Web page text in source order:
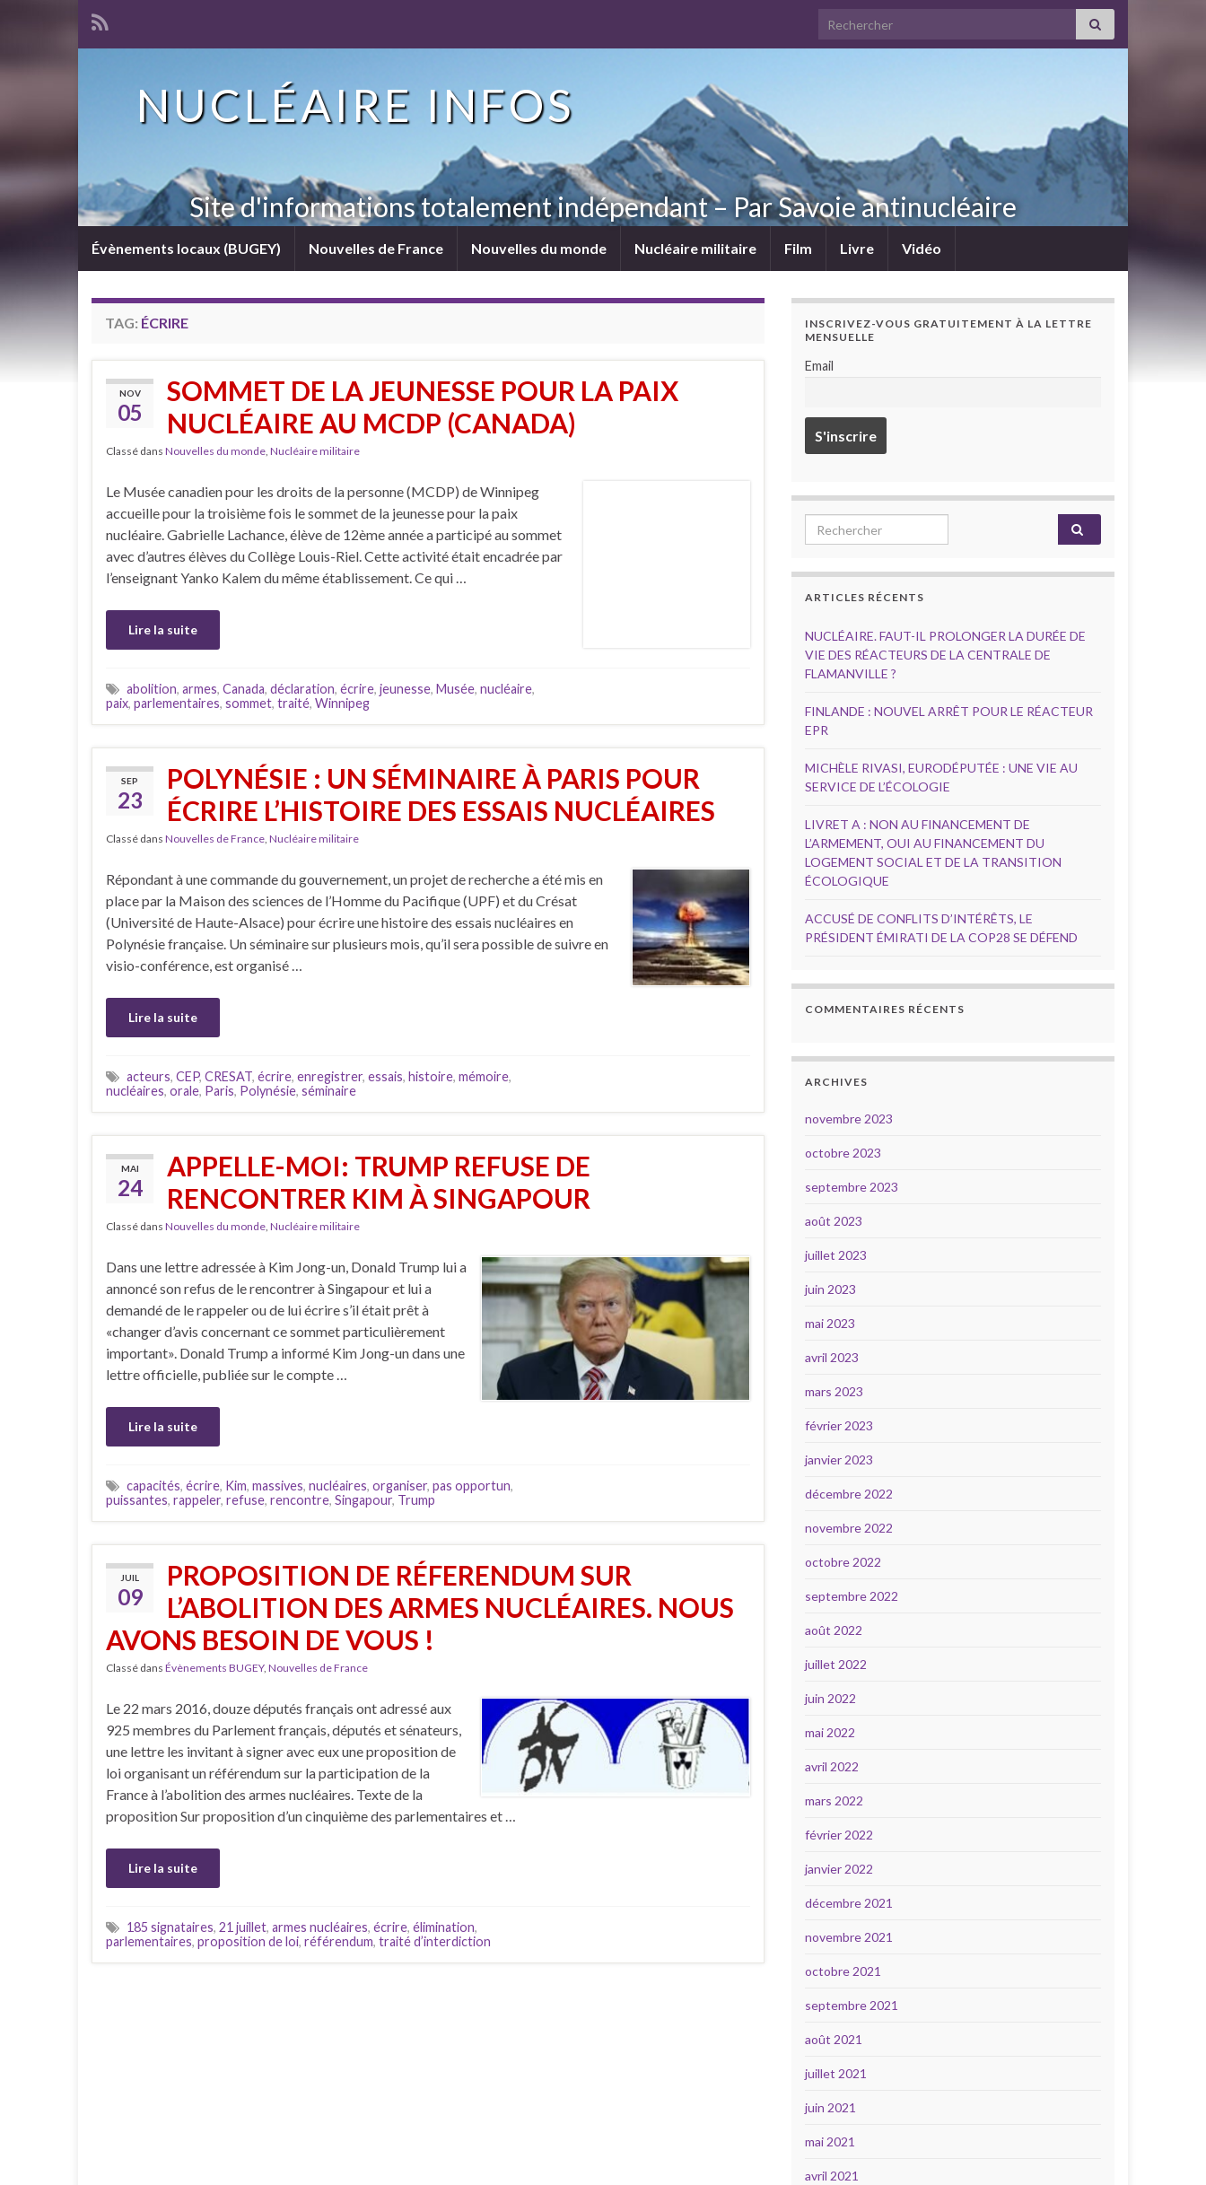
Search for:
NUCLÉAIRE INFOS
Site d'informations totalement indépendant – Par Savoie antinucléaire
Évènements locaux (BUGEY) Nouvelles de France Nouvelles du monde Nucléaire militaire Film Livre Vidéo
TAG: ÉCRIRE
NOV
05
SOMMET DE LA JEUNESSE POUR LA PAIX
NUCLÉAIRE AU MCDP (CANADA)
Classé dans Nouvelles du monde, Nucléaire militaire
Le Musée canadien pour les droits de la personne (MCDP) de Winnipeg
accueille pour la troisième fois le sommet de la jeunesse pour la paix
nucléaire. Gabrielle Lachance, élève de 12ème année a participé au sommet
avec d’autres élèves du Collège Louis-Riel. Cette activité était encadrée par
l’enseignant Yanko Kalem du même établissement. Ce qui …
Lire la suite
abolition, armes, Canada, déclaration, écrire, jeunesse, Musée, nucléaire,
paix, parlementaires, sommet, traité, Winnipeg
SEP
23
POLYNÉSIE : UN SÉMINAIRE À PARIS POUR
ÉCRIRE L’HISTOIRE DES ESSAIS NUCLÉAIRES
Classé dans Nouvelles de France, Nucléaire militaire
Répondant à une commande du gouvernement, un projet de recherche a été mis en
place par la Maison des sciences de l’Homme du Pacifique (UPF) et du Crésat
(Université de Haute-Alsace) pour écrire une histoire des essais nucléaires en
Polynésie française. Un séminaire sur plusieurs mois, qu’il sera possible de suivre en
visio-conférence, est organisé …
Lire la suite
acteurs, CEP, CRESAT, écrire, enregistrer, essais, histoire, mémoire,
nucléaires, orale, Paris, Polynésie, séminaire
MAI
24
APPELLE-MOI: TRUMP REFUSE DE
RENCONTRER KIM À SINGAPOUR
Classé dans Nouvelles du monde, Nucléaire militaire
Dans une lettre adressée à Kim Jong-un, Donald Trump lui a
annoncé son refus de le rencontrer à Singapour et lui a
demandé de le rappeler ou de lui écrire s’il était prêt à
«changer d’avis concernant ce sommet particulièrement
important». Donald Trump a informé Kim Jong-un dans une
lettre officielle, publiée sur le compte …
Lire la suite
capacités, écrire, Kim, massives, nucléaires, organiser, pas opportun,
puissantes, rappeler, refuse, rencontre, Singapour, Trump
JUIL
09
PROPOSITION DE RÉFERENDUM SUR
L’ABOLITION DES ARMES NUCLÉAIRES. NOUS
AVONS BESOIN DE VOUS !
Classé dans Évènements BUGEY, Nouvelles de France
Le 22 mars 2016, douze députés français ont adressé aux
925 membres du Parlement français, députés et sénateurs,
une lettre les invitant à signer avec eux une proposition de
loi organisant un référendum sur la participation de la
France à l’abolition des armes nucléaires. Texte de la
proposition Sur proposition d’un cinquième des parlementaires et …
Lire la suite
185 signataires, 21 juillet, armes nucléaires, écrire, élimination,
parlementaires, proposition de loi, référendum, traité d’interdiction
INSCRIVEZ-VOUS GRATUITEMENT À LA LETTRE
MENSUELLE
Email
Search for:
ARTICLES RÉCENTS
NUCLÉAIRE. FAUT-IL PROLONGER LA DURÉE DE
VIE DES RÉACTEURS DE LA CENTRALE DE
FLAMANVILLE ?
FINLANDE : NOUVEL ARRÊT POUR LE RÉACTEUR
EPR
MICHÈLE RIVASI, EURODÉPUTÉE : UNE VIE AU
SERVICE DE L’ÉCOLOGIE
LIVRET A : NON AU FINANCEMENT DE
L’ARMEMENT, OUI AU FINANCEMENT DU
LOGEMENT SOCIAL ET DE LA TRANSITION
ÉCOLOGIQUE
ACCUSÉ DE CONFLITS D’INTÉRÊTS, LE
PRÉSIDENT ÉMIRATI DE LA COP28 SE DÉFEND
COMMENTAIRES RÉCENTS
ARCHIVES
novembre 2023
octobre 2023
septembre 2023
août 2023
juillet 2023
juin 2023
mai 2023
avril 2023
mars 2023
février 2023
janvier 2023
décembre 2022
novembre 2022
octobre 2022
septembre 2022
août 2022
juillet 2022
juin 2022
mai 2022
avril 2022
mars 2022
février 2022
janvier 2022
décembre 2021
novembre 2021
octobre 2021
septembre 2021
août 2021
juillet 2021
juin 2021
mai 2021
avril 2021